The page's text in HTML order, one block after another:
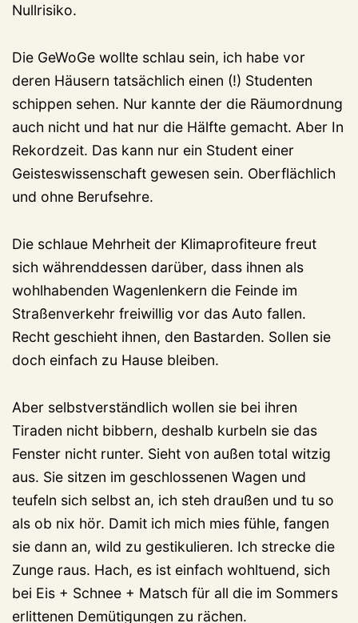
Nullrisiko.
Die GeWoGe wollte schlau sein, ich habe vor
deren Häusern tatsächlich einen (!) Studenten
schippen sehen. Nur kannte der die Räumordnung
auch nicht und hat nur die Hälfte gemacht. Aber In
Rekordzeit. Das kann nur ein Student einer
Geisteswissenschaft gewesen sein. Oberflächlich
und ohne Berufsehre.
Die schlaue Mehrheit der Klimaprofiteure freut
sich währenddessen darüber, dass ihnen als
wohlhabenden Wagenlenkern die Feinde im
Straßenverkehr freiwillig vor das Auto fallen.
Recht geschieht ihnen, den Bastarden. Sollen sie
doch einfach zu Hause bleiben.
Aber selbstverständlich wollen sie bei ihren
Tiraden nicht bibbern, deshalb kurbeln sie das
Fenster nicht runter. Sieht von außen total witzig
aus. Sie sitzen im geschlossenen Wagen und
teufeln sich selbst an, ich steh draußen und tu so
als ob nix hör. Damit ich mich mies fühle, fangen
sie dann an, wild zu gestikulieren. Ich strecke die
Zunge raus. Hach, es ist einfach wohltuend, sich
bei Eis + Schnee + Matsch für all die im Sommers
erlittenen Demütigungen zu rächen.